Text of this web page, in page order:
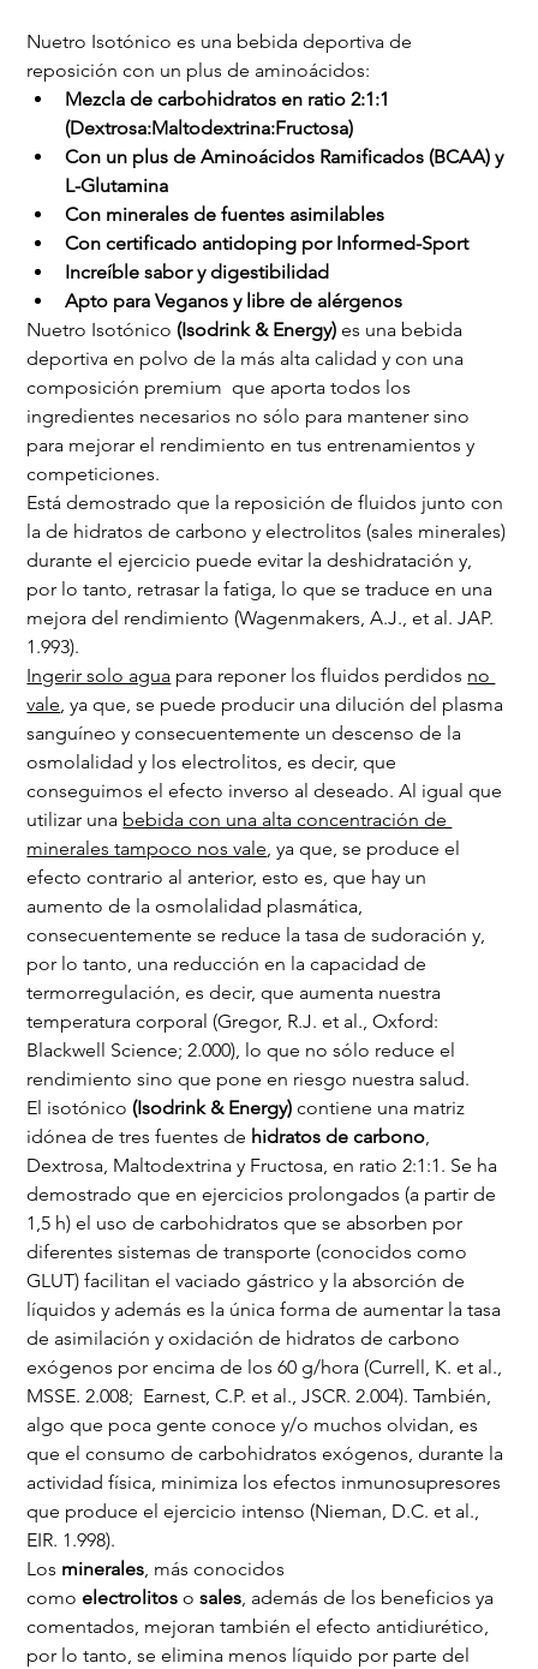
Nuetro Isotónico es una bebida deportiva de
reposición con un plus de aminoácidos:
Mezcla de carbohidratos en ratio 2:1:1
(Dextrosa:Maltodextrina:Fructosa)
Con un plus de Aminoácidos Ramificados (BCAA) y
L-Glutamina
Con minerales de fuentes asimilables
Con certificado antidoping por Informed-Sport
Increíble sabor y digestibilidad
Apto para Veganos y libre de alérgenos
Nuetro Isotónico (Isodrink & Energy) es una bebida
deportiva en polvo de la más alta calidad y con una
composición premium  que aporta todos los
ingredientes necesarios no sólo para mantener sino
para mejorar el rendimiento en tus entrenamientos y
competiciones.
Está demostrado que la reposición de fluidos junto con
la de hidratos de carbono y electrolitos (sales minerales)
durante el ejercicio puede evitar la deshidratación y,
por lo tanto, retrasar la fatiga, lo que se traduce en una
mejora del rendimiento (Wagenmakers, A.J., et al. JAP.
1.993).
Ingerir solo agua para reponer los fluidos perdidos no
vale, ya que, se puede producir una dilución del plasma
sanguíneo y consecuentemente un descenso de la
osmolalidad y los electrolitos, es decir, que
conseguimos el efecto inverso al deseado. Al igual que
utilizar una bebida con una alta concentración de
minerales tampoco nos vale, ya que, se produce el
efecto contrario al anterior, esto es, que hay un
aumento de la osmolalidad plasmática,
consecuentemente se reduce la tasa de sudoración y,
por lo tanto, una reducción en la capacidad de
termorregulación, es decir, que aumenta nuestra
temperatura corporal (Gregor, R.J. et al., Oxford:
Blackwell Science; 2.000), lo que no sólo reduce el
rendimiento sino que pone en riesgo nuestra salud.
El isotónico (Isodrink & Energy) contiene una matriz
idónea de tres fuentes de hidratos de carbono,
Dextrosa, Maltodextrina y Fructosa, en ratio 2:1:1. Se ha
demostrado que en ejercicios prolongados (a partir de
1,5 h) el uso de carbohidratos que se absorben por
diferentes sistemas de transporte (conocidos como
GLUT) facilitan el vaciado gástrico y la absorción de
líquidos y además es la única forma de aumentar la tasa
de asimilación y oxidación de hidratos de carbono
exógenos por encima de los 60 g/hora (Currell, K. et al.,
MSSE. 2.008;  Earnest, C.P. et al., JSCR. 2.004). También,
algo que poca gente conoce y/o muchos olvidan, es
que el consumo de carbohidratos exógenos, durante la
actividad física, minimiza los efectos inmunosupresores
que produce el ejercicio intenso (Nieman, D.C. et al.,
EIR. 1.998).
Los minerales, más conocidos
como electrolitos o sales, además de los beneficios ya
comentados, mejoran también el efecto antidiurético,
por lo tanto, se elimina menos líquido por parte del